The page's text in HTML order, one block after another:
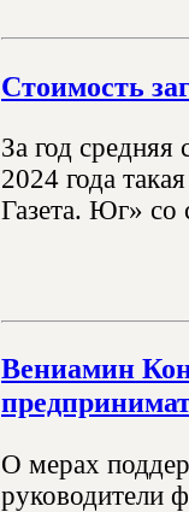
Стоимость
За год
2024 года
Газета. Юг» со
Вениамин
О мерах
руководители